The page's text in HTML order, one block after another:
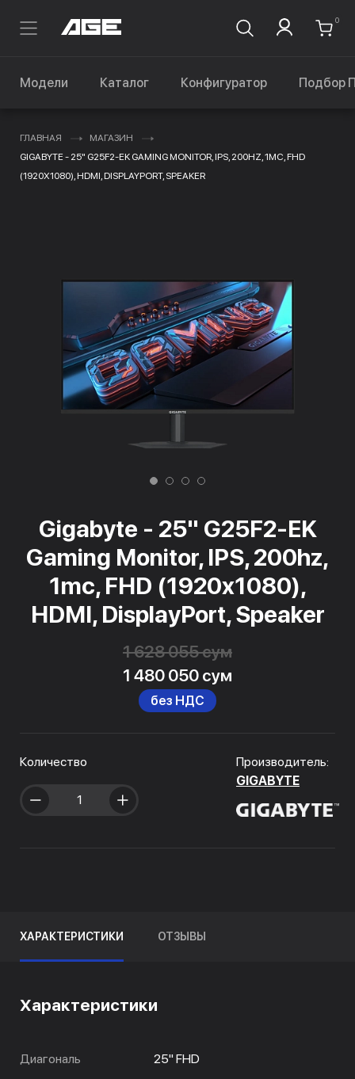
0
Модели Каталог Конфигуратор Подбор
ГЛАВНАЯ
МАГАЗИН
GIGABYTE - 25" G25F2-EK GAMING MONITOR, IPS, 200HZ, 1MC, FHD
(1920X1080), HDMI, DISPLAYPORT, SPEAKER
Gigabyte - 25" G25F2-EK
Gaming Monitor, IPS, 200hz,
1mc, FHD (1920x1080),
HDMI, DisplayPort, Speaker
1 628 055 сум
1 480 050 сум
без НДС
Количество
Производитель:
GIGABYTE
ХАРАКТЕРИСТИКИ ОТЗЫВЫ
Характеристики
Диагональ
25" FHD